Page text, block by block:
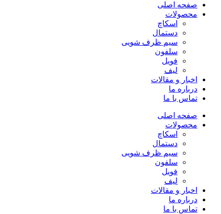
صفحه اصلی
محصولات
اسکاچ
دستمال
سیم ظرف شویی
سلفون
فویل
لیف
اخبار و مقالات
درباره ما
تماس با ما
صفحه اصلی
محصولات
اسکاچ
دستمال
سیم ظرف شویی
سلفون
فویل
لیف
اخبار و مقالات
درباره ما
تماس با ما